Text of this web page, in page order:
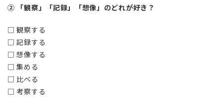
② 「観察」「記録」「想像」のどれが好き？
□ 観察する
□ 記録する
□ 想像する
□ 集める
□ 比べる
□ 考察する